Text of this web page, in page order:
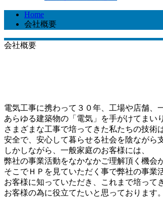
Home
会社概要
会社概要
電気工事に携わって３０年、工場や店舗、
あらゆる建築物の「電気」を手がけてまい
さまざまな工事で培ってきた私たちの技術
安全で、安心して暮らせる社会を陰ながら
しかしながら、一般家庭のお客様には、
弊社の事業活動をなかなかご理解頂く機会
そこでＨＰを見ていただく事で弊社の事業
お客様に知っていただき、これまで培って
お客様の為に役立てたいと思っております。